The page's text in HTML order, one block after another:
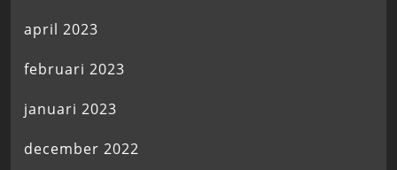
april 2023
februari 2023
januari 2023
december 2022